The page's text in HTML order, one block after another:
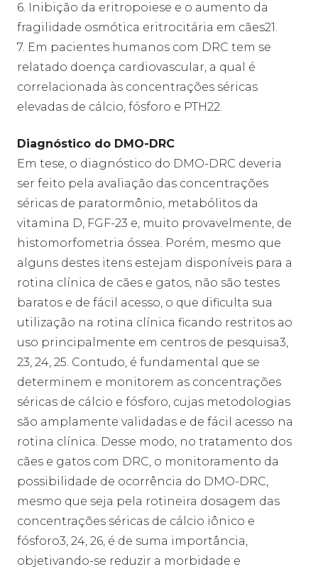
6. Inibição da eritropoiese e o aumento da
fragilidade osmótica eritrocitária em cães21.
7. Em pacientes humanos com DRC tem se
relatado doença cardiovascular, a qual é
correlacionada às concentrações séricas
elevadas de cálcio, fósforo e PTH22.
Diagnóstico do DMO-DRC
Em tese, o diagnóstico do DMO-DRC deveria
ser feito pela avaliação das concentrações
séricas de paratormônio, metabólitos da
vitamina D, FGF-23 e, muito provavelmente, de
histomorfometria óssea. Porém, mesmo que
alguns destes itens estejam disponíveis para a
rotina clínica de cães e gatos, não são testes
baratos e de fácil acesso, o que dificulta sua
utilização na rotina clínica ficando restritos ao
uso principalmente em centros de pesquisa3,
23, 24, 25. Contudo, é fundamental que se
determinem e monitorem as concentrações
séricas de cálcio e fósforo, cujas metodologias
são amplamente validadas e de fácil acesso na
rotina clínica. Desse modo, no tratamento dos
cães e gatos com DRC, o monitoramento da
possibilidade de ocorrência do DMO-DRC,
mesmo que seja pela rotineira dosagem das
concentrações séricas de cálcio iônico e
fósforo3, 24, 26, é de suma importância,
objetivando-se reduzir a morbidade e